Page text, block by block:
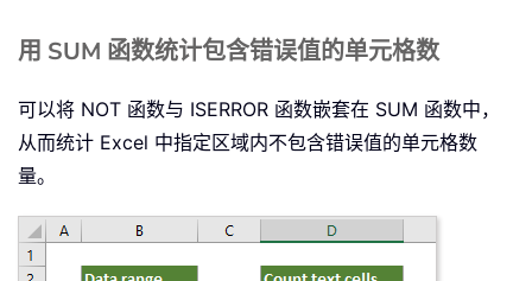
用 SUM 函数统计包含错误值的单元格数
可以将 NOT 函数与 ISERROR 函数嵌套在 SUM 函数中，
从而统计 Excel 中指定区域内不包含错误值的单元格数
量。